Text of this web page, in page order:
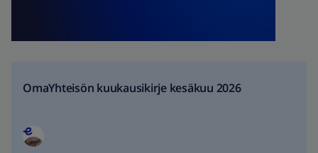
OmaYhteisön kuukausikirje kesäkuu 2026